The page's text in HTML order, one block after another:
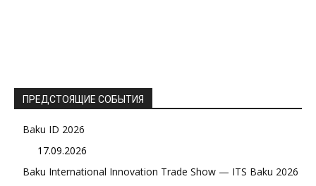
ПРЕДСТОЯЩИЕ СОБЫТИЯ
Baku ID 2026
17.09.2026
Baku International Innovation Trade Show — ITS Baku 2026